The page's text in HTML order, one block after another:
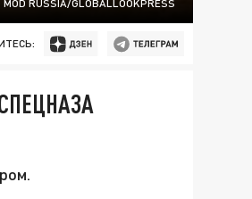
MOD RUSSIA/GLOBALLOOKPRESS